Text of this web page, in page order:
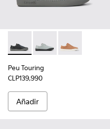
Peu Touring - K200877-031
Peu Touring -Peu Touring -
Peu Touring
CLP139,990
Añadir